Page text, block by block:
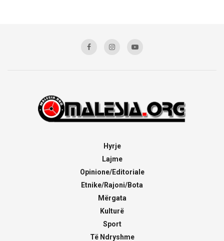
Hyrje
Lajme
Opinione/Editoriale
Etnike/Rajoni/Bota
Mërgata
Kulturë
Sport
Të Ndryshme